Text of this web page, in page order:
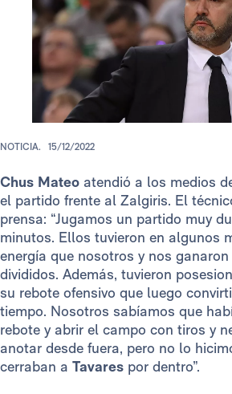
NOTICIA. 15/12/2022
Chus Mateo atendió a los medios
el partido frente al Zalgiris. El
prensa: “Jugamos un partido muy
minutos. Ellos tuvieron en algunos
energía que nosotros y nos
divididos. Además, tuvieron
su rebote ofensivo que luego
tiempo. Nosotros sabíamos que
rebote y abrir el campo con tiros y
anotar desde fuera, pero no lo
cerraban a Tavares por dentro”.